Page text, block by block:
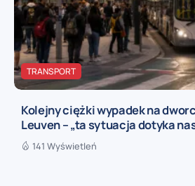
TRANSPORT
Kolejny ciężki wypadek na
Leuven – „ta sytuacja dotyka
141 Wyświetleń